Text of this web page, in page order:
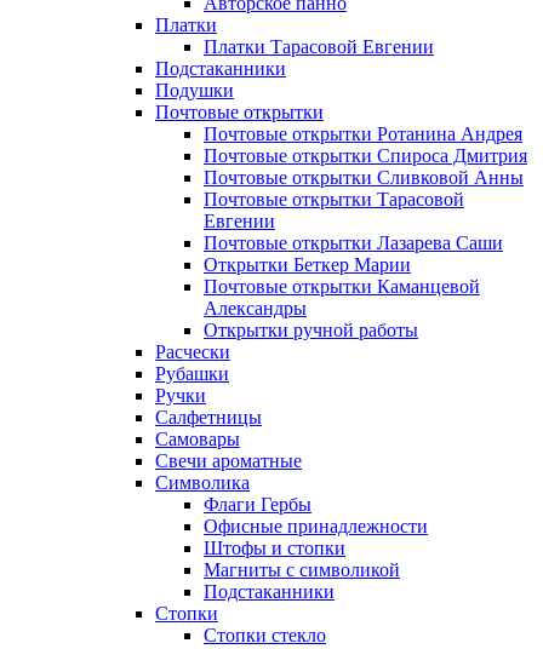
Платки
Платки Тарасовой Евгении
Подстаканники
Подушки
Почтовые открытки
Почтовые открытки Ротанина Андрея
Почтовые открытки Спироса Дмитрия
Почтовые открытки Сливковой Анны
Почтовые открытки Тарасовой
Евгении
Почтовые открытки Лазарева Саши
Открытки Беткер Марии
Почтовые открытки Каманцевой
Александры
Открытки ручной работы
Расчески
Рубашки
Ручки
Салфетницы
Самовары
Свечи ароматные
Символика
Флаги Гербы
Офисные принадлежности
Штофы и стопки
Магниты с символикой
Подстаканники
Стопки
Стопки стекло